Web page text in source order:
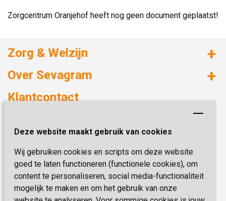
Deze website maakt gebruik van cookies
Wij gebruiken cookies en scripts om deze website
goed te laten functioneren (functionele cookies), om
content te personaliseren, social media-functionaliteit
mogelijk te maken en om het gebruik van onze
Zorgcentrum Oranjehof heeft nog geen document geplaatst!
Zorg & Welzijn
Huizen met zorg
Onze specialiteiten
Over Sevagram
Duurzaamheid
Kwaliteit & Klantbeleving
Missie & Visie
Vastgoed
Klantcontact
6419 PB Heerlen
Telefoon:0900 777 4 777
E-mail:zorgbemiddeling@sevagram.nl
Schrijf je nu in!